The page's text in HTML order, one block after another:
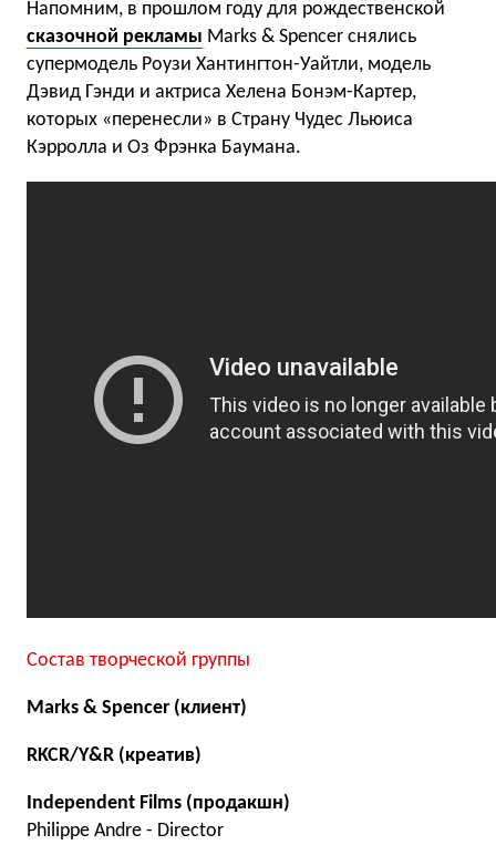
Напомним, в прошлом году для рождественской
сказочной рекламы Marks & Spencer снялись
супермодель Роузи Хантингтон-Уайтли, модель
Дэвид Гэнди и актриса Хелена Бонэм-Картер,
которых «перенесли» в Страну Чудес Льюиса
Кэрролла и Оз Фрэнка Баумана.
Состав творческой группы
Marks & Spencer (клиент)
RKCR/Y&R (креатив)
Independent Films (продакшн)
Philippe Andre - Director